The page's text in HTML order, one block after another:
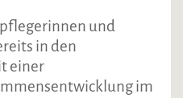
und
in den
einer
im